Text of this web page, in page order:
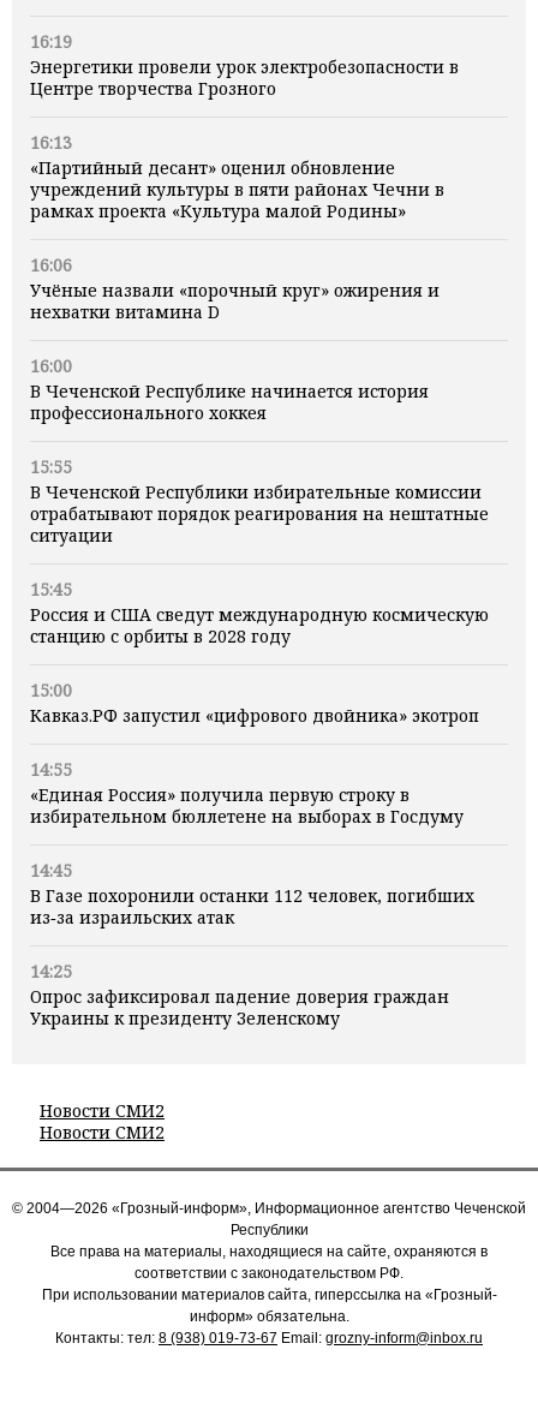
16:19
Энергетики провели урок электробезопасности в
Центре творчества Грозного
16:13
«Партийный десант» оценил обновление
учреждений культуры в пяти районах Чечни в
рамках проекта «Культура малой Родины»
16:06
Учёные назвали «порочный круг» ожирения и
нехватки витамина D
16:00
В Чеченской Республике начинается история
профессионального хоккея
15:55
В Чеченской Республики избирательные комиссии
отрабатывают порядок реагирования на нештатные
ситуации
15:45
Россия и США сведут международную космическую
станцию с орбиты в 2028 году
15:00
Кавказ.РФ запустил «цифрового двойника» экотроп
14:55
«Единая Россия» получила первую строку в
избирательном бюллетене на выборах в Госдуму
14:45
В Газе похоронили останки 112 человек, погибших
из‑за израильских атак
14:25
Опрос зафиксировал падение доверия граждан
Украины к президенту Зеленскому
Новости СМИ2
Новости СМИ2
© 2004—2026 «Грозный-информ», Информационное агентство Чеченской
Республики
Все права на материалы, находящиеся на сайте, охраняются в
соответствии с законодательством РФ.
При использовании материалов сайта, гиперссылка на «Грозный-
информ» обязательна.
Контакты: тел: 8 (938) 019-73-67 Email: grozny-inform@inbox.ru